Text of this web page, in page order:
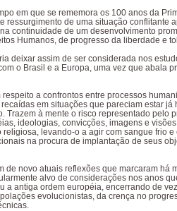
em que se rememora os 100 anos da
ressurgimento de uma situação conflitante
continuidade de um desenvolvimento
Humanos, de progresso da liberdade e
deixar assim de ser considerada nos
o Brasil e a Europa, uma vez que abala
a confrontos entre processos
em situações que pareciam estar já
Trazem à mente o risco representado pelo
ideologias, convicções, imagens e
levando-o a agir com sangue frio e
na procura de implantação de seus
de novo atuais reflexões que marcaram há
alvo de considerações nos anos
a antiga ordem européia, encerrando de
evolucionistas, da crença no